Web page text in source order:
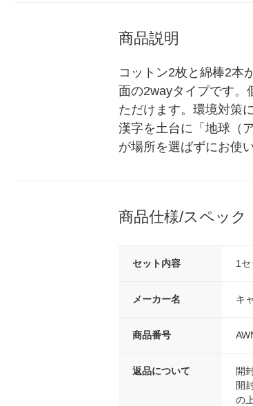
商品説明
コットン2枚と綿棒2本
面の2wayタイプです。
ただけます。環境対策
漢字を土台に「地球（
が場所を選ばずにお使
商品仕様/スペック
セット内容 1
メーカー名 キ
商品番号
返品について
開
開
の